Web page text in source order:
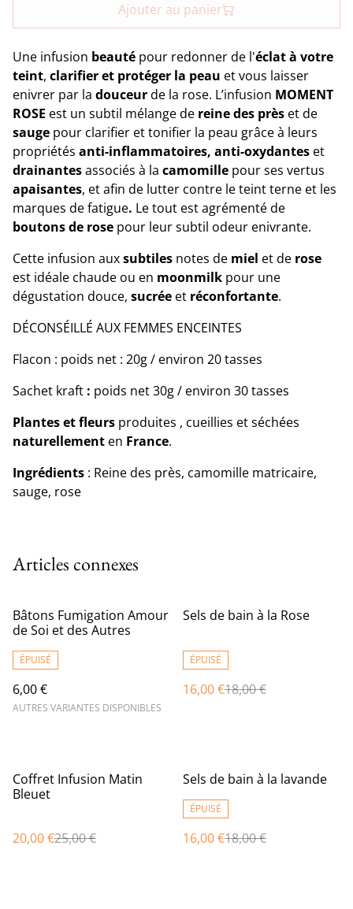
Ajouter au panier
Une infusion beauté pour redonner de l'éclat à votre
teint, clarifier et protéger la peau et vous laisser
enivrer par la douceurde la rose. L’infusion MOMENT
ROSE est un subtil mélange de reine des près et de
sauge pour clarifier et tonifier la peau grâce à leurs
propriétés anti-inflammatoires, anti-oxydantes et
drainantesassociés à la camomille pour ses vertus
apaisantes, etafin de lutter contre le teint terne et les
marques de fatigue. Le tout est agrémenté de
boutons de rose pour leur subtil odeur enivrante.
Cette infusion auxsubtiles notes de miel et de rose
est idéale chaude ou en moonmilk pour une
dégustation douce, sucrée et réconfortante.
DÉCONSÉILLÉ AUX FEMMES ENCEINTES
Flacon : poids net : 20g / environ 20 tasses
Sachet kraft : poids net 30g / environ 30 tasses
Plantes et fleurs produites , cueillies et séchées
naturellement en France.
Ingrédients : Reine des près, camomille matricaire,
sauge, rose
Articles connexes
Bâtons Fumigation Amour
de Soi et des Autres
ÉPUISÉ
6,00 €
AUTRES VARIANTES DISPONIBLES
%
Sels de bain à la Rose
ÉPUISÉ
16,00 €18,00 €
%
Coffret Infusion Matin
Bleuet
20,00 €25,00 €
%
Sels de bain à la lavande
ÉPUISÉ
16,00 €18,00 €